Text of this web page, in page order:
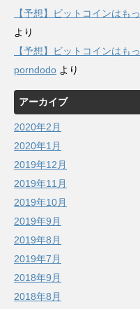
【予想】ビットコインはも
より
【予想】ビットコインはも
porndodo より
アーカイブ
2020年2月
2020年1月
2019年12月
2019年11月
2019年10月
2019年9月
2019年8月
2019年7月
2018年9月
2018年8月